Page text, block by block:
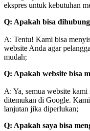
ekspres untuk kebutuhan
Q: Apakah bisa
A: Tentu! Kami bisa
website Anda agar
mudah;
Q: Apakah website bisa
A: Ya, semua website
ditemukan di Google.
lanjutan jika diperlukan;
Q: Apakah saya bisa